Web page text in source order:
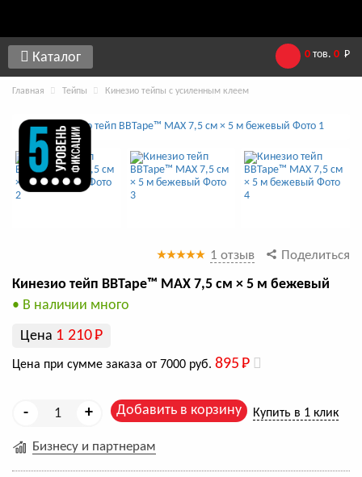
Каталог 0 тов. 0 Р
Главная Тейпы Кинезио тейпы с усиленным клеем
1 отзыв Поделиться
Кинезио тейп BBTape™ МАХ 7,5 см × 5 м бежевый
• В наличии много
Цена 1 210Р
Цена при сумме заказа от 7000 руб. 895 Р
- + Добавить в корзину Купить в 1 клик
Бизнесу и партнерам